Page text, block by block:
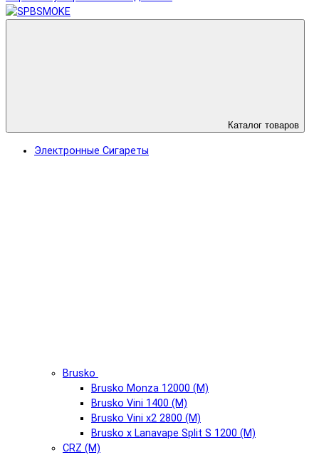
Каталог товаров
Электронные Сигареты
Brusko
Brusko Monza 12000 (М)
Brusko Vini 1400 (М)
Brusko Vini x2 2800 (М)
Brusko x Lanavape Split S 1200 (М)
CRZ (М)